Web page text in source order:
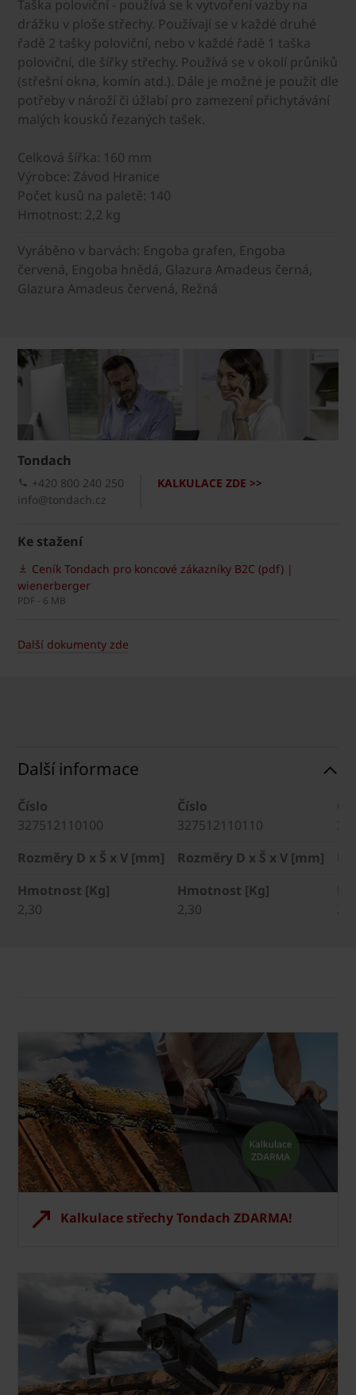
Taška poloviční - používá se k vytvoření vazby na
drážku v ploše střechy. Používají se v každé druhé
řadě 2 tašky poloviční, nebo v každé řadě 1 taška
poloviční, dle šířky střechy. Používá se v okolí průniků
(střešní okna, komín atd.). Dále je možné je použít dle
potřeby v nároží či úžlabí pro zamezení přichytávání
malých kousků řezaných tašek.
Celková šířka: 160 mm
Výrobce: Závod Hranice
Počet kusů na paletě: 140
Hmotnost: 2,2 kg
Vyráběno v barvách: Engoba grafen, Engoba
červená, Engoba hnědá, Glazura Amadeus černá,
Glazura Amadeus červená, Režná
Tondach
KALKULACE ZDE >>
+420 800 240 250
info@tondach.cz
Ke stažení
Ceník Tondach pro koncové zákazníky B2C (pdf) |
wienerberger
PDF - 6 MB
Další dokumenty zde
Další informace
Číslo
327512110100
Číslo
327512110110
Rozměry D x Š x V [mm]
Rozměry D x Š x V [mm]
Hmotnost [Kg]
2,30
Hmotnost [Kg]
2,30
Kalkulace střechy Tondach ZDARMA!